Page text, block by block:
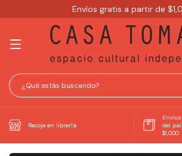
Envíos gratis a partir de
Recoje en librería
del
$1,000